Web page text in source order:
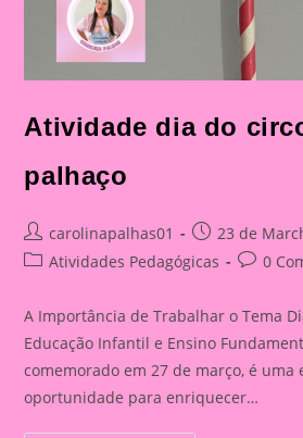
Atividade dia do
palhaço
Post
author:
carolinapalhas01
Post
published:
23 de
PostAtividades Pedagógicas
Post0
A Importância de Trabalhar o Tema
Educação Infantil e Ensino
comemorado em 27 de março, é uma
oportunidade para enriquecer…